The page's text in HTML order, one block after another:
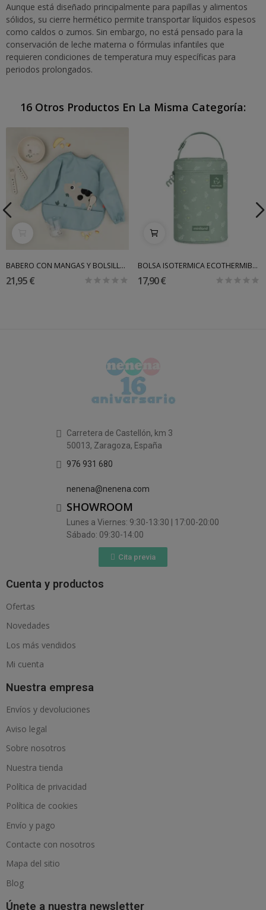
Aunque está diseñado principalmente para papillas y alimentos
sólidos, su cierre hermético permite transportar líquidos espesos
como caldos o zumos. Sin embargo, no está pensado para la
conservación de leche materna o fórmulas infantiles que
requieren condiciones de temperatura muy específicas para
periodos prolongados.
16 Otros Productos En La Misma Categoría:
BABERO CON MANGAS Y BOLSILLO DONE BY DEER
21,95 €
BOLSA ISOTERMICA ECOTHERMIBAG 700ML MINILAND
17,90 €
Carretera de Castellón, km 3
50013, Zaragoza, España
976 931 680
nenena@nenena.com
SHOWROOM
Lunes a Viernes: 9:30-13:30 | 17:00-20:00
Sábado: 09:30-14:00
Cita previa
Cuenta y productos
Ofertas
Novedades
Los más vendidos
Mi cuenta
Nuestra empresa
Envíos y devoluciones
Aviso legal
Sobre nosotros
Nuestra tienda
Política de privacidad
Política de cookies
Envío y pago
Contacte con nosotros
Mapa del sitio
Blog
Únete a nuestra newsletter